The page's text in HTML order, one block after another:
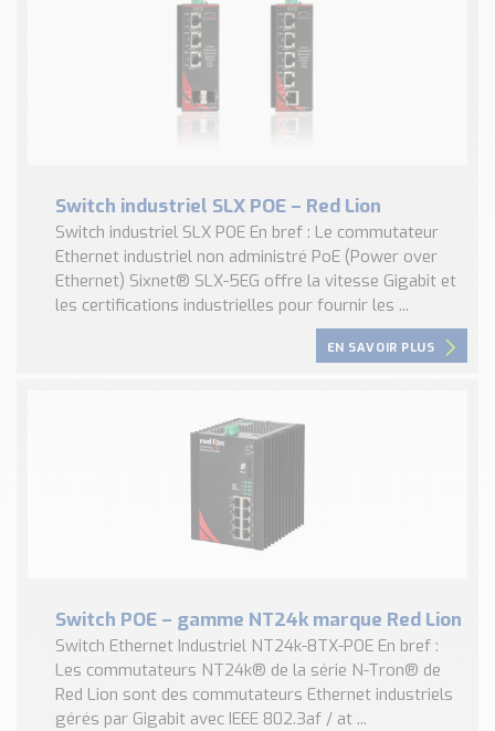
Switch industriel SLX POE – Red Lion
Switch industriel SLX POE En bref : Le commutateur
Ethernet industriel non administré PoE (Power over
Ethernet) Sixnet® SLX-5EG offre la vitesse Gigabit et
les certifications industrielles pour fournir les ...
EN SAVOIR PLUS
Switch POE – gamme NT24k marque Red Lion
Switch Ethernet Industriel NT24k-8TX-POE En bref :
Les commutateurs NT24k® de la série N-Tron® de
Red Lion sont des commutateurs Ethernet industriels
gérés par Gigabit avec IEEE 802.3af / at ...